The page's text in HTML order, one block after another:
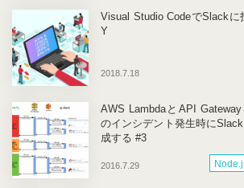
2018.7.18
Visual Studio CodeでSlackに
Y
2016.7.29
AWS LambdaとAPI
のインシデント発生時に
成する #3